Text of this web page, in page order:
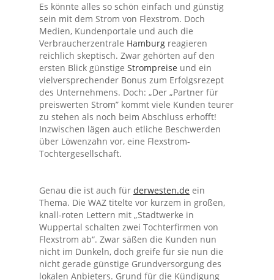
Es könnte alles so schön einfach und günstig
sein mit dem Strom von Flexstrom. Doch
Medien, Kundenportale und auch die
Verbraucherzentrale Hamburg reagieren
reichlich skeptisch. Zwar gehörten auf den
ersten Blick günstige Strompreise und ein
vielversprechender Bonus zum Erfolgsrezept
des Unternehmens. Doch: „Der „Partner für
preiswerten Strom” kommt viele Kunden teurer
zu stehen als noch beim Abschluss erhofft!
Inzwischen lägen auch etliche Beschwerden
über Löwenzahn vor, eine Flexstrom-
Tochtergesellschaft.
Genau die ist auch für derwesten.de ein
Thema. Die WAZ titelte vor kurzem in großen,
knall-roten Lettern mit „Stadtwerke in
Wuppertal schalten zwei Tochterfirmen von
Flexstrom ab“. Zwar säßen die Kunden nun
nicht im Dunkeln, doch greife für sie nun die
nicht gerade günstige Grundversorgung des
lokalen Anbieters. Grund für die Kündigung